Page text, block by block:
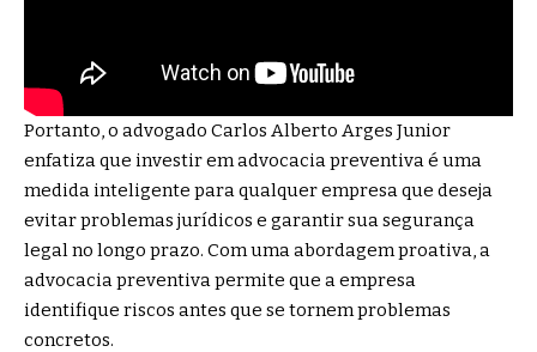
Portanto, o advogado Carlos Alberto Arges Junior
enfatiza que investir em advocacia preventiva é uma
medida inteligente para qualquer empresa que deseja
evitar problemas jurídicos e garantir sua segurança
legal no longo prazo. Com uma abordagem proativa, a
advocacia preventiva permite que a empresa
identifique riscos antes que se tornem problemas
concretos.